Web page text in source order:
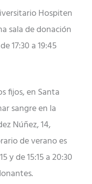
Hospiten
sala de donación
17:30 a 19:45
fijos, en Santa
sangre en la
Núñez, 14,
de verano es
y de 15:15 a 20:30